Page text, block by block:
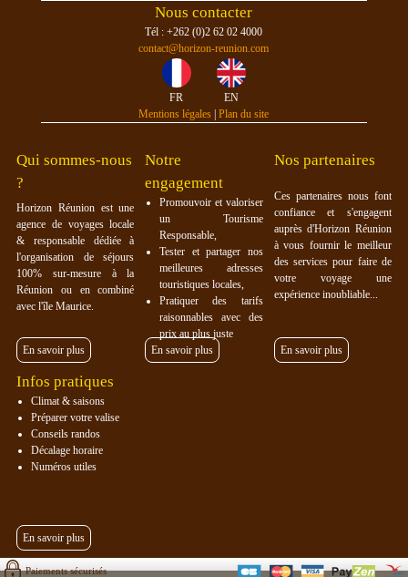
Nous contacter
Tél : +262 (0)2 62 02 4000
contact@horizon-reunion.com
FR
EN
Mentions légales | Plan du site
Qui sommes-nous
?
Horizon Réunion est une
agence de voyages locale
& responsable dédiée à
l'organisation de séjours
100% sur-mesure à la
Réunion ou en combiné
avec l'île Maurice.
En savoir plus
Notre
engagement
Promouvoir et valoriser
un Tourisme
Responsable,
Tester et partager nos
meilleures adresses
touristiques locales,
Pratiquer des tarifs
raisonnables avec des
prix au plus juste
En savoir plus
Nos partenaires
Ces partenaires nous font
confiance et s'engagent
auprès d'Horizon Réunion
à vous fournir le meilleur
des services pour faire de
votre voyage une
expérience inoubliable...
En savoir plus
Infos pratiques
Climat & saisons
Préparer votre valise
Conseils randos
Décalage horaire
Numéros utiles
En savoir plus
Paiements sécurisés